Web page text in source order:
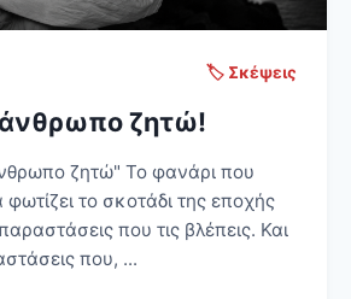
🏷️ Σκέψεις
άνθρωπο ζητώ!
ζητώ" Το φανάρι που
το σκοτάδι της εποχής
που τις βλέπεις. Και
που, ...